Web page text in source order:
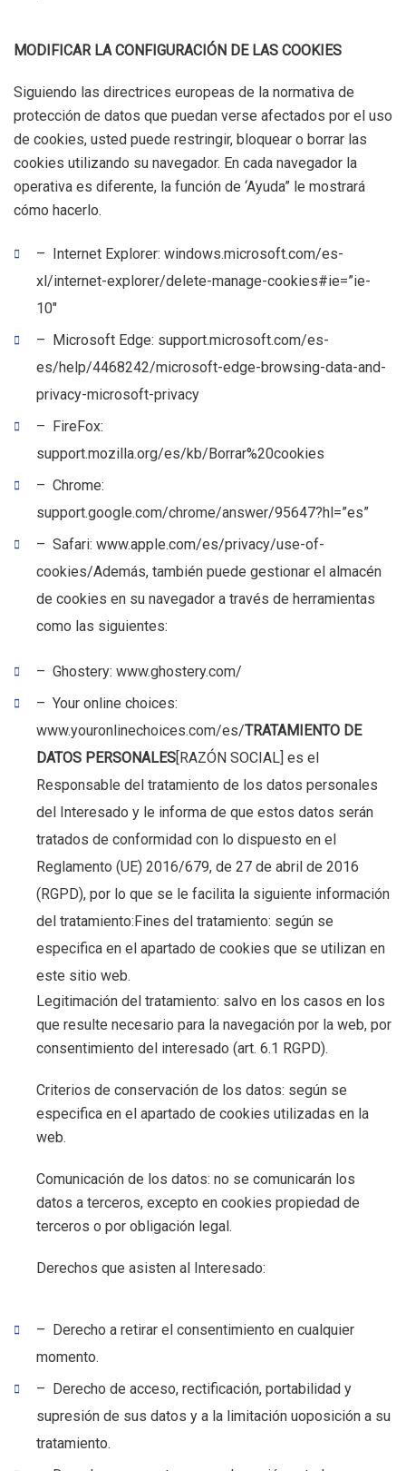
MODIFICAR LA CONFIGURACIÓN DE LAS COOKIES
Siguiendo las directrices europeas de la normativa de
protección de datos que puedan verse afectados por el uso
de cookies, usted puede restringir, bloquear o borrar las
cookies utilizando su navegador. En cada navegador la
operativa es diferente, la función de ‘Ayuda” le mostrará
cómo hacerlo.
– Internet Explorer: windows.microsoft.com/es-
xl/internet-explorer/delete-manage-cookies#ie=”ie-
10″
– Microsoft Edge: support.microsoft.com/es-
es/help/4468242/microsoft-edge-browsing-data-and-
privacy-microsoft-privacy
– FireFox:
support.mozilla.org/es/kb/Borrar%20cookies
– Chrome:
support.google.com/chrome/answer/95647?hl=”es”
– Safari: www.apple.com/es/privacy/use-of-
cookies/Además, también puede gestionar el almacén
de cookies en su navegador a través de herramientas
como las siguientes:
– Ghostery: www.ghostery.com/
– Your online choices:
www.youronlinechoices.com/es/TRATAMIENTO DE
DATOS PERSONALES[RAZÓN SOCIAL] es el
Responsable del tratamiento de los datos personales
del Interesado y le informa de que estos datos serán
tratados de conformidad con lo dispuesto en el
Reglamento (UE) 2016/679, de 27 de abril de 2016
(RGPD), por lo que se le facilita la siguiente información
del tratamiento:Fines del tratamiento: según se
especifica en el apartado de cookies que se utilizan en
este sitio web.
Legitimación del tratamiento: salvo en los casos en los
que resulte necesario para la navegación por la web, por
consentimiento del interesado (art. 6.1 RGPD).
Criterios de conservación de los datos: según se
especifica en el apartado de cookies utilizadas en la
web.
Comunicación de los datos: no se comunicarán los
datos a terceros, excepto en cookies propiedad de
terceros o por obligación legal.
Derechos que asisten al Interesado:
– Derecho a retirar el consentimiento en cualquier
momento.
– Derecho de acceso, rectificación, portabilidad y
supresión de sus datos y a la limitación uoposición a su
tratamiento.